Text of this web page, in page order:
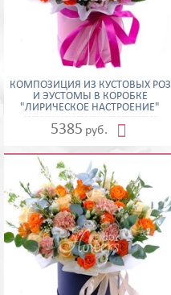
КОМПОЗИЦИЯ ИЗ КУСТОВЫХ РОЗ
И ЭУСТОМЫ В КОРОБКЕ
"ЛИРИЧЕСКОЕ НАСТРОЕНИЕ"
5385 руб. 